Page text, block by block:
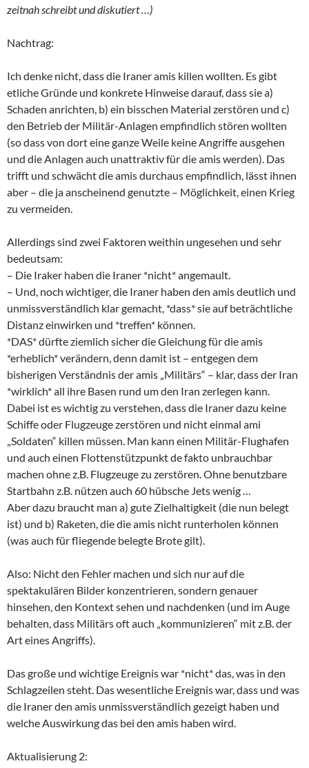
zeitnah schreibt und diskutiert …)
Nachtrag:
Ich denke nicht, dass die Iraner amis killen wollten. Es gibt
etliche Gründe und konkrete Hinweise darauf, dass sie a)
Schaden anrichten, b) ein bisschen Material zerstören und c)
den Betrieb der Militär-Anlagen empfindlich stören wollten
(so dass von dort eine ganze Weile keine Angriffe ausgehen
und die Anlagen auch unattraktiv für die amis werden). Das
trifft und schwächt die amis durchaus empfindlich, lässt ihnen
aber – die ja anscheinend genutzte – Möglichkeit, einen Krieg
zu vermeiden.
Allerdings sind zwei Faktoren weithin ungesehen und sehr
bedeutsam:
– Die Iraker haben die Iraner *nicht* angemault.
– Und, noch wichtiger, die Iraner haben den amis deutlich und
unmissverständlich klar gemacht, *dass* sie auf beträchtliche
Distanz einwirken und *treffen* können.
*DAS* dürfte ziemlich sicher die Gleichung für die amis
*erheblich* verändern, denn damit ist – entgegen dem
bisherigen Verständnis der amis „Militärs“ – klar, dass der Iran
*wirklich* all ihre Basen rund um den Iran zerlegen kann.
Dabei ist es wichtig zu verstehen, dass die Iraner dazu keine
Schiffe oder Flugzeuge zerstören und nicht einmal ami
„Soldaten“ killen müssen. Man kann einen Militär-Flughafen
und auch einen Flottenstützpunkt de fakto unbrauchbar
machen ohne z.B. Flugzeuge zu zerstören. Ohne benutzbare
Startbahn z.B. nützen auch 60 hübsche Jets wenig …
Aber dazu braucht man a) gute Zielhaltigkeit (die nun belegt
ist) und b) Raketen, die die amis nicht runterholen können
(was auch für fliegende belegte Brote gilt).
Also: Nicht den Fehler machen und sich nur auf die
spektakulären Bilder konzentrieren, sondern genauer
hinsehen, den Kontext sehen und nachdenken (und im Auge
behalten, dass Militärs oft auch „kommunizieren“ mit z.B. der
Art eines Angriffs).
Das große und wichtige Ereignis war *nicht* das, was in den
Schlagzeilen steht. Das wesentliche Ereignis war, dass und was
die Iraner den amis unmissverständlich gezeigt haben und
welche Auswirkung das bei den amis haben wird.
Aktualisierung 2: